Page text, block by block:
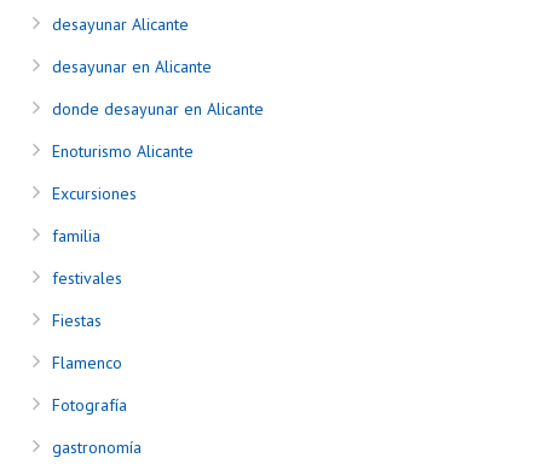
desayunar Alicante
desayunar en Alicante
donde desayunar en Alicante
Enoturismo Alicante
Excursiones
familia
festivales
Fiestas
Flamenco
Fotografía
gastronomía